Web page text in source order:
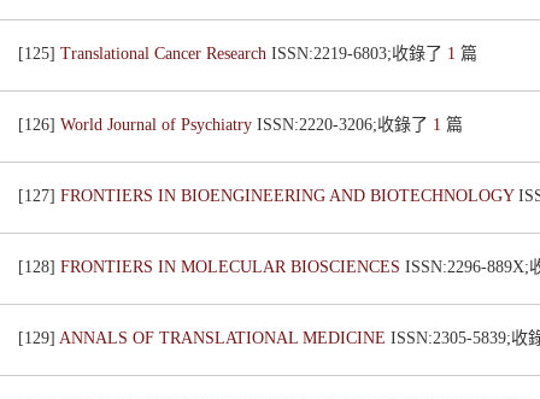
[125] Translational Cancer Research ISSN:2219-6803;收錄了 1 篇
[126] World Journal of Psychiatry ISSN:2220-3206;收錄了 1 篇
[127] FRONTIERS IN BIOENGINEERING AND BIOTECHNOLOGY
[128] FRONTIERS IN MOLECULAR BIOSCIENCES ISSN:2296-889X;
[129] ANNALS OF TRANSLATIONAL MEDICINE ISSN:2305-5839;收